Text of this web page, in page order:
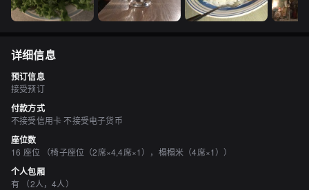
详细信息
预订信息
接受预订
付款方式
不接受信用卡 不接受电子货币
座位数
16 座位 （椅子座位（2席×4,4席×1），榻榻米（4席×1））
个人包厢
有 （2人，4人）